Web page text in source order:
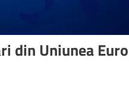
din Uniunea